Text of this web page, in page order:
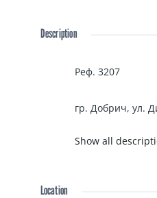
Description
Реф. 3207
гр. Добрич, ул.
Едностаен
Show all
Location